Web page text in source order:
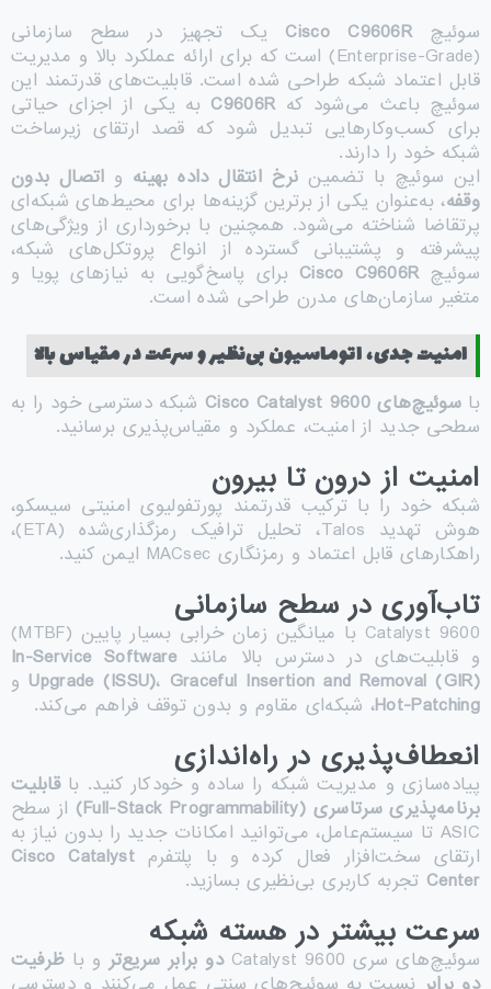
سوئیچCisco C9606R یک تجهیز در سطح سازمانی
(Enterprise-Grade) است که برای ارائه عملکرد بالا و مدیریت
قابل اعتماد شبکه طراحی شده است. قابلیت‌های قدرتمند این
سوئیچ باعث می‌شود کهC9606R به یکی از اجزای حیاتی
برای کسب‌وکارهایی تبدیل شود که قصد ارتقای زیرساخت
شبکه خود را دارند.
این سوئیچ با تضمین نرخ انتقال داده بهینه و اتصال بدون
وقفه، به‌عنوان یکی از برترین گزینه‌ها برای محیط‌های شبکه‌ای
پرتقاضا شناخته می‌شود. همچنین با برخورداری از ویژگی‌های
پیشرفته و پشتیبانی گسترده از انواع پروتکل‌های شبکه،
سوئیچCisco C9606R برای پاسخ‌گویی به نیازهای پویا و
متغیر سازمان‌های مدرن طراحی شده است.
امنیت جدی، اتوماسیون بی‌نظیر و سرعت در مقیاس بالا
با سوئیچ‌هایCisco Catalyst 9600
شبکه دسترسی خود را به
سطحی جدید از امنیت، عملکرد و مقیاس‌پذیری برسانید.
امنیت از درون تا بیرون
شبکه خود را با ترکیب قدرتمند پورتفولیوی امنیتی سیسکو،
هوش تهدید Talos، تحلیل ترافیک رمزگذاری‌شده (ETA)،
راهکارهای قابل اعتماد و رمزنگاری MACsec ایمن کنید.
تاب‌آوری در سطح سازمانی
Catalyst 9600 با میانگین زمان خرابی بسیار پایین (MTBF)
و قابلیت‌های در دسترس بالا مانندIn-Service Software
Upgrade (ISSU)، Graceful Insertion and Removal (GIR)
و
Hot-Patching، شبکه‌ای مقاوم و بدون توقف فراهم می‌کند.
انعطاف‌پذیری در راه‌اندازی
پیاده‌سازی و مدیریت شبکه را ساده و خودکار کنید. باقابلیت
برنامه‌پذیری سرتاسری (Full-Stack Programmability)
از سطح
ASIC تا سیستم‌عامل، می‌توانید امکانات جدید را بدون نیاز به
ارتقای سخت‌افزار فعال کرده و با پلتفرم Cisco Catalyst
Center تجربه کاربری بی‌نظیری بسازید.
سرعت بیشتر در هسته شبکه
سوئیچ‌های سری Catalyst 9600 دو برابر سریع‌تر و با ظرفیت